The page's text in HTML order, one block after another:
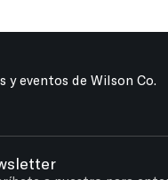
eventos de Wilson Co.